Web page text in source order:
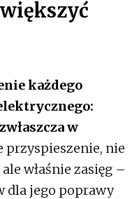
każdego
w
przyspieszenie, nie
właśnie zasięg –
dla jego poprawy